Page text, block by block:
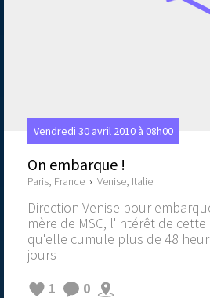
Vendredi 30 avril 2010 à 08h00
On embarque !
Paris, France › Venise, Italie
Direction Venise pour
mère de MSC, l'intérêt de
qu'elle cumule plus de 48
jours
1
0